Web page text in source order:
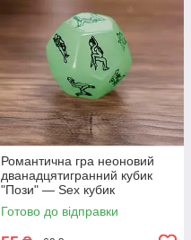
Романтична гра неоновий
дванадцятигранний кубик
"Пози" — Sex кубик
Готово до відправки